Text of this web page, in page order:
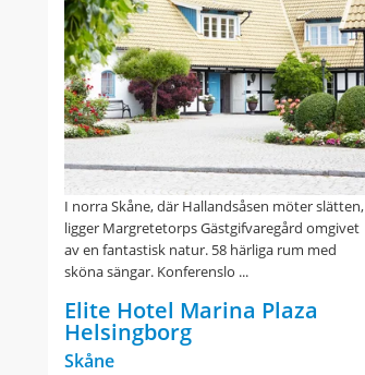
I norra Skåne, där Hallandsåsen möter slätten,
ligger Margretetorps Gästgifvaregård omgivet
av en fantastisk natur. 58 härliga rum med
sköna sängar. Konferenslo ...
Elite Hotel Marina Plaza
Helsingborg
Skåne